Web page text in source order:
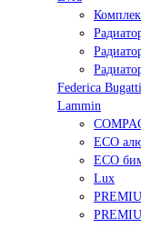
Federica Bugatti
Lammin
ECO
ECO
Lux